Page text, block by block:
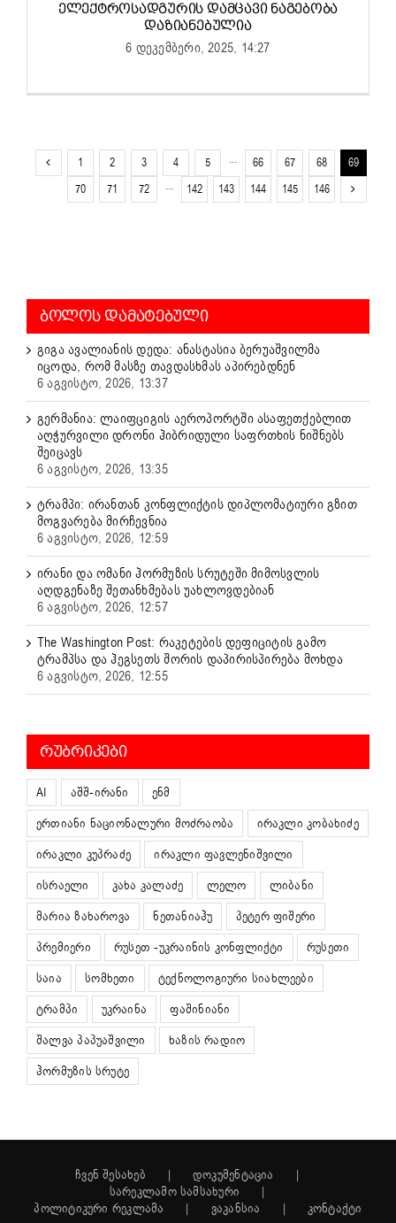
ᲔᲚᲔᲥᲢᲠᲝᲡᲐᲓᲒᲣᲠᲘᲡ ᲓᲐᲛᲪᲐᲕᲘ ᲜᲐᲒᲔᲑᲝᲑᲐ
ᲓᲐᲖᲘᲐᲜᲔᲑᲣᲚᲘᲐ
6 დეკემბერი, 2025, 14:27
1 2 3 4 5 ··· 66 67 68
69
70
71 72 ··· 142 143 144 145 146
ᲑᲝᲚᲝᲡ ᲓᲐᲛᲐᲢᲔᲑᲣᲚᲘ
გიგა ავალიანის დედა: ანასტასია ბერუაშვილმა
იცოდა, რომ მასზე თავდასხმას აპირებდნენ
6 აგვისტო, 2026, 13:37
გერმანია: ლაიფციგის აეროპორტში ასაფეთქებლით
აღჭურვილი დრონი ჰიბრიდული საფრთხის ნიშნებს
შეიცავს
6 აგვისტო, 2026, 13:35
ტრამპი: ირანთან კონფლიქტის დიპლომატიური გზით
მოგვარება მირჩევნია
6 აგვისტო, 2026, 12:59
ირანი და ომანი ჰორმუზის სრუტეში მიმოსვლის
აღდგენაზე შეთანხმებას უახლოვდებიან
6 აგვისტო, 2026, 12:57
The Washington Post: რაკეტების დეფიციტის გამო
ტრამპსა და ჰეგსეთს შორის დაპირისპირება მოხდა
6 აგვისტო, 2026, 12:55
ᲠᲣᲑᲠᲘᲙᲔᲑᲘ
AI აშშ-ირანი
ენმ
ერთიანი ნაციონალური მოძრაობა
ირაკლი კობახიძე
ირაკლი კუპრაძე
ირაკლი ფავლენიშვილი
ისრაელი
კახა კალაძე ლელო
ლიბანი
მარია ზახაროვა
ნეთანიაჰუ
პეტერ ფიშერი
პრემიერი
რუსეთ -უკრაინის კონფლიქტი
რუსეთი
საია
სომხეთი
ტექნოლოგიური სიახლეები
ტრამპი
უკრაინა
ფაშინიანი
შალვა პაპუაშვილი
ხაზის რადიო
ჰორმუზის სრუტე
ჩვენ შესახებ
დოკუმენტაცია
სარეკლამო სამსახური
პოლიტიკური რეკლამა
ვაკანსია კონტაქტი